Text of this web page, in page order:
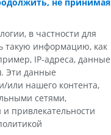
конечности
в частности для
такую информацию, как
IP-адреса, данные
Эти данные
или нашего контента,
сетями,
привлекательности